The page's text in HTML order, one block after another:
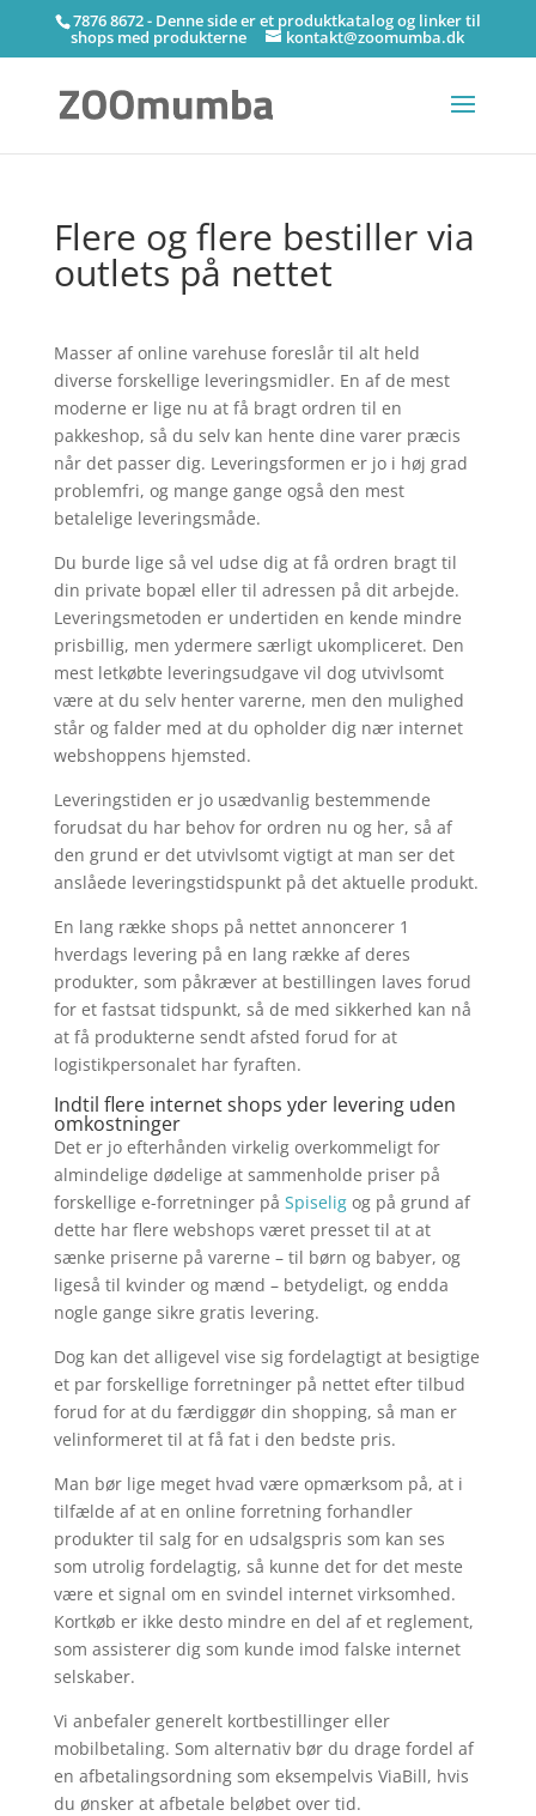
7876 8672 - Denne side er et produktkatalog og linker til
shops med produkterne kontakt@zoomumba.dk
Flere og flere bestiller via
outlets på nettet
Masser af online varehuse foreslår til alt held
diverse forskellige leveringsmidler. En af de mest
moderne er lige nu at få bragt ordren til en
pakkeshop, så du selv kan hente dine varer præcis
når det passer dig. Leveringsformen er jo i høj grad
problemfri, og mange gange også den mest
betalelige leveringsmåde.
Du burde lige så vel udse dig at få ordren bragt til
din private bopæl eller til adressen på dit arbejde.
Leveringsmetoden er undertiden en kende mindre
prisbillig, men ydermere særligt ukompliceret. Den
mest letkøbte leveringsudgave vil dog utvivlsomt
være at du selv henter varerne, men den mulighed
står og falder med at du opholder dig nær internet
webshoppens hjemsted.
Leveringstiden er jo usædvanlig bestemmende
forudsat du har behov for ordren nu og her, så af
den grund er det utvivlsomt vigtigt at man ser det
anslåede leveringstidspunkt på det aktuelle produkt.
En lang række shops på nettet annoncerer 1
hverdags levering på en lang række af deres
produkter, som påkræver at bestillingen laves forud
for et fastsat tidspunkt, så de med sikkerhed kan nå
at få produkterne sendt afsted forud for at
logistikpersonalet har fyraften.
Indtil flere internet shops yder levering uden
omkostninger
Det er jo efterhånden virkelig overkommeligt for
almindelige dødelige at sammenholde priser på
forskellige e-forretninger på Spiseligog på grund af
dette har flere webshops været presset til at at
sænke priserne på varerne – til børn og babyer, og
ligeså til kvinder og mænd – betydeligt, og endda
nogle gange sikre gratis levering.
Dog kan det alligevel vise sig fordelagtigt at besigtige
et par forskellige forretninger på nettet efter tilbud
forud for at du færdiggør din shopping, så man er
velinformeret til at få fat i den bedste pris.
Man bør lige meget hvad være opmærksom på, at i
tilfælde af at en online forretning forhandler
produkter til salg for en udsalgspris som kan ses
som utrolig fordelagtig, så kunne det for det meste
være et signal om en svindel internet virksomhed.
Kortkøb er ikke desto mindre en del af et reglement,
som assisterer dig som kunde imod falske internet
selskaber.
Vi anbefaler generelt kortbestillinger eller
mobilbetaling. Som alternativ bør du drage fordel af
en afbetalingsordning som eksempelvis ViaBill, hvis
du ønsker at afbetale beløbet over tid.